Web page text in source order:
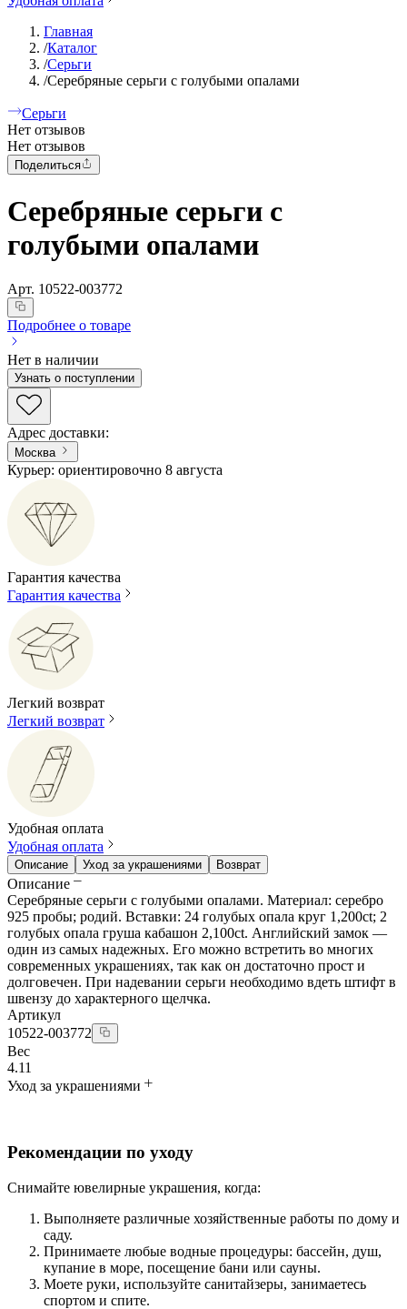
Главная
/Каталог
/Серьги
/Серебряные серьги с голубыми опалами
Серьги
Нет отзывов
Нет отзывов
Поделиться
Серебряные серьги с
голубыми опалами
Арт. 10522-003772
Подробнее о товаре
Нет в наличии
Узнать о поступлении
Адрес доставки:
Москва
Курьер: ориентировочно 8 августа
Гарантия качества
Гарантия качества
Легкий возврат
Легкий возврат
Удобная оплата
Удобная оплата
Описание Уход за украшениями Возврат
Описание
Серебряные серьги с голубыми опалами. Материал: серебро
925 пробы; родий. Вставки: 24 голубых опала круг 1,200ct; 2
голубых опала груша кабашон 2,100ct. Английский замок —
один из самых надежных. Его можно встретить во многих
современных украшениях, так как он достаточно прост и
долговечен. При надевании серьги необходимо вдеть штифт в
швензу до характерного щелчка.
Артикул
10522-003772
Вес
4.11
Уход за украшениями
Рекомендации по уходу
Снимайте ювелирные украшения, когда:
Выполняете различные хозяйственные работы по дому и
саду.
Принимаете любые водные процедуры: бассейн, душ,
купание в море, посещение бани или сауны.
Моете руки, используйте санитайзеры, занимаетесь
спортом и спите.